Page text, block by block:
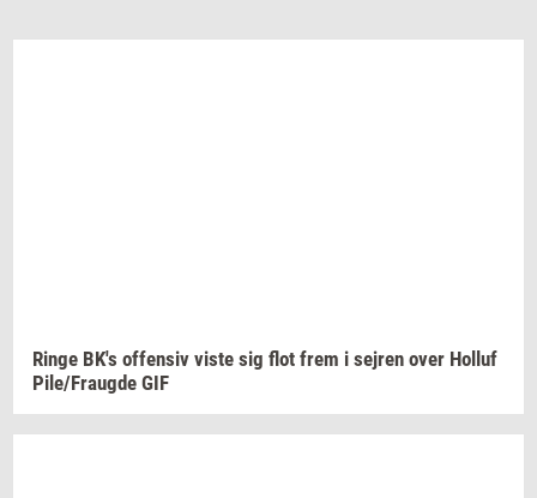
Ringe BK's of­fen­siv viste sig flot frem i sej­ren over Hol­luf
Pile/Fraug­de GIF